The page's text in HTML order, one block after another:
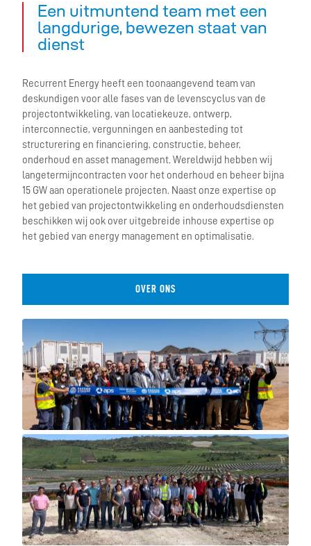
Een uitmuntend team met een
langdurige, bewezen staat van
dienst
Recurrent Energy heeft een toonaangevend team van
deskundigen voor alle fases van de levenscyclus van de
projectontwikkeling, van locatiekeuze, ontwerp,
interconnectie, vergunningen en aanbesteding tot
structurering en financiering, constructie, beheer,
onderhoud en asset management. Wereldwijd hebben wij
langetermijncontracten voor het onderhoud en beheer bijna
15 GW aan operationele projecten. Naast onze expertise op
het gebied van projectontwikkeling en onderhoudsdiensten
beschikken wij ook over uitgebreide inhouse expertise op
het gebied van energy management en optimalisatie.
OVER ONS